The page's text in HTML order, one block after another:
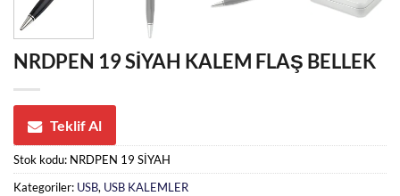
NRDPEN 19 SİYAH KALEM FLAŞ BELLEK
Teklif Al
Stok kodu: NRDPEN 19 SİYAH
Kategoriler: USB, USB KALEMLER